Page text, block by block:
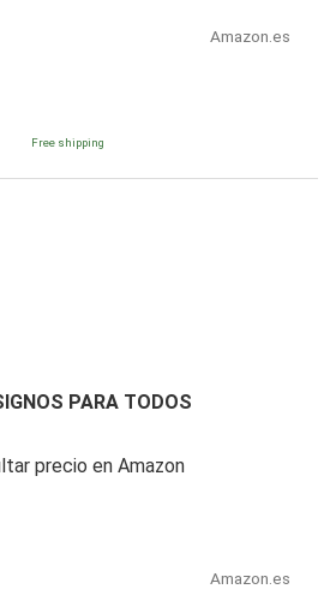
Amazon.es
Free shipping
PARA TODOS
precio en Amazon
Amazon.es